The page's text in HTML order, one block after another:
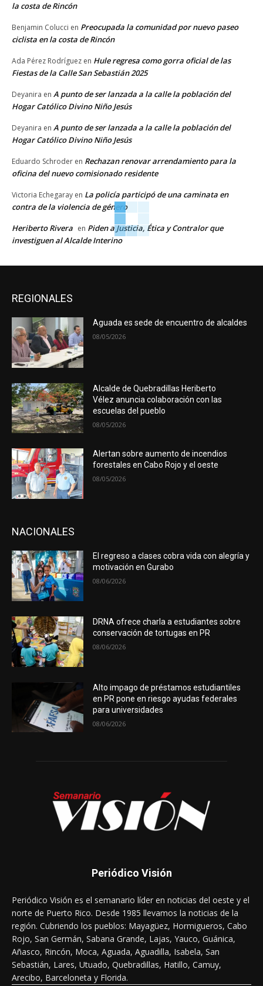
la costa de Rincón
Benjamin Colucci en Preocupada la comunidad por nuevo paseo
ciclista en la costa de Rincón
Ada Pérez Rodríguez en Hule regresa como gorra oficial de las
Fiestas de la Calle San Sebastián 2025
Deyanira en A punto de ser lanzada a la calle la población del
Hogar Católico Divino Niño Jesús
Deyanira en A punto de ser lanzada a la calle la población del
Hogar Católico Divino Niño Jesús
Eduardo Schroder en Rechazan renovar arrendamiento para la
oficina del nuevo comisionado residente
Victoria Echegaray en La policía participó de una caminata en
contra de la violencia de género
Heriberto Rivera en Piden a Justicia, Ética y Contralor que
investiguen al Alcalde Interino
REGIONALES
Aguada es sede de encuentro de alcaldes
08/05/2026
Alcalde de Quebradillas Heriberto
Vélez anuncia colaboración con las
escuelas del pueblo
08/05/2026
Alertan sobre aumento de incendios
forestales en Cabo Rojo y el oeste
08/05/2026
NACIONALES
El regreso a clases cobra vida con alegría y
motivación en Gurabo
08/06/2026
DRNA ofrece charla a estudiantes sobre
conservación de tortugas en PR
08/06/2026
Alto impago de préstamos estudiantiles
en PR pone en riesgo ayudas federales
para universidades
08/06/2026
Periódico Visión
Periódico Visión es el semanario líder en noticias del oeste y el
norte de Puerto Rico. Desde 1985 llevamos la noticias de la
región. Cubriendo los pueblos: Mayagüez, Hormigueros, Cabo
Rojo, San Germán, Sabana Grande, Lajas, Yauco, Guánica,
Añasco, Rincón, Moca, Aguada, Aguadilla, Isabela, San
Sebastián, Lares, Utuado, Quebradillas, Hatillo, Camuy,
Arecibo, Barceloneta y Florida.